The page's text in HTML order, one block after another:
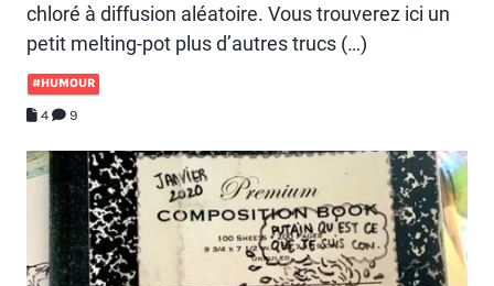
chloré à diffusion aléatoire. Vous trouverez ici un
petit melting-pot plus d’autres trucs (…)
#HUMOUR
4 9